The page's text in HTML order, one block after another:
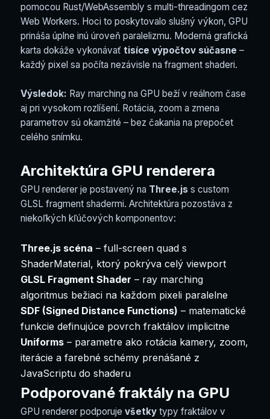
pomocou Rust/WebAssembly s multi-threadingom cez
Web Workers. Hoci to poskytovalo slušný výkon, GPU
prináša úplne inú úroveň paralelizmu. Moderná grafická
karta dokáže vykonávať tisíce výpočtov súčasne –
každý pixel sa počíta nezávisle na fragment shaderi.
Výsledok: Ray marching na GPU beží v reálnom čase
aj pri vysokom rozlíšení. Rotácia, zoom a zmena
parametrov sú okamžité – bez čakania na prepočet
celého snímku.
Architektúra GPU renderera
GPU renderer je postavený na Three.js s custom
GLSL fragment shadermi. Architektúra pozostáva z
niekoľkých kľúčových komponentov:
Three.js scéna – full-screen quad s
ShaderMaterial, ktorý pokrýva celý viewport
GLSL Fragment Shader – ray marching
algoritmus bežiaci na každom pixeli paralelne
SDF (Signed Distance Functions) – matematické
funkcie definujúce povrch fraktálov implicitne
Uniforms – parametre ako rotácia kamery, zoom,
iterácie a farebné schémy prenášané z
JavaScriptu do shaderu
Podporované fraktály na GPU
GPU renderer podporuje všetky typy fraktálov v